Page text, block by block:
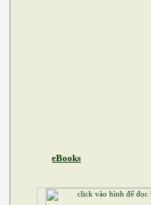
eBooks